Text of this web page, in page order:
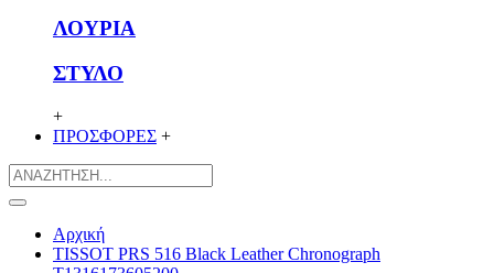
ΛΟΥΡΙΑ
ΣΤΥΛΟ
+
ΠΡΟΣΦΟΡΕΣ +
Αρχική
TISSOT PRS 516 Black Leather Chronograph